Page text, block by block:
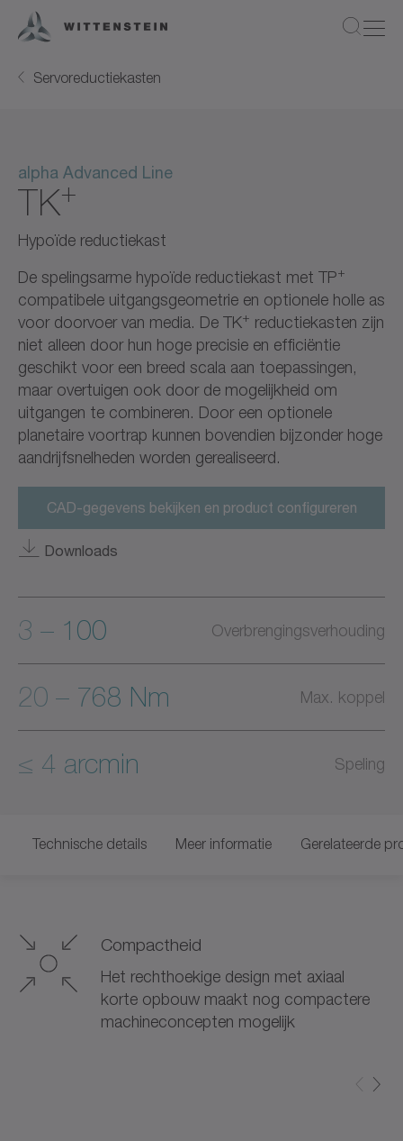
Servoreductiekasten
alpha Advanced Line
TK+
Hypoïde reductiekast
De spelingsarme hypoïde reductiekast met TP+
compatibele uitgangsgeometrie en optionele holle as
voor doorvoer van media. De TK+ reductiekasten zijn
niet alleen door hun hoge precisie en efficiëntie
geschikt voor een breed scala aan toepassingen,
maar overtuigen ook door de mogelijkheid om
uitgangen te combineren. Door een optionele
planetaire voortrap kunnen bovendien bijzonder hoge
aandrijfsnelheden worden gerealiseerd.
CAD-gegevens bekijken en product configureren
Downloads
3 – 100 Overbrengingsverhouding
20 – 768 Nm Max. koppel
≤ 4 arcmin Speling
Technische details Meer informatie Gerelateerde
Compactheid
Het rechthoekige design met axiaal
korte opbouw maakt nog compactere
machineconcepten mogelijk